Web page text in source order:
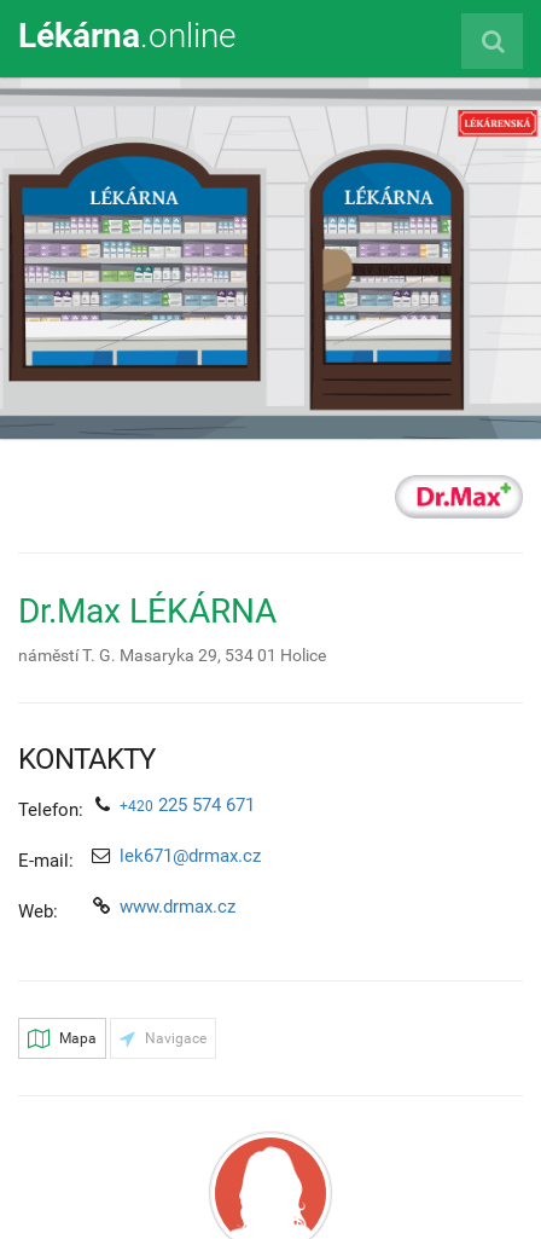
Lékárna.online
Dr.Max LÉKÁRNA
náměstí T. G. Masaryka 29, 534 01 Holice
KONTAKTY
Telefon: +420 225 574 671
E-mail: lek671@drmax.cz
Web: www.drmax.cz
Mapa Navigace